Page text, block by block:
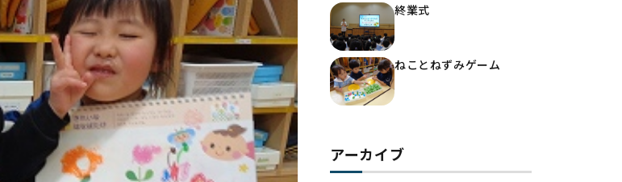
終業式
ねことねずみゲーム
アーカイブ